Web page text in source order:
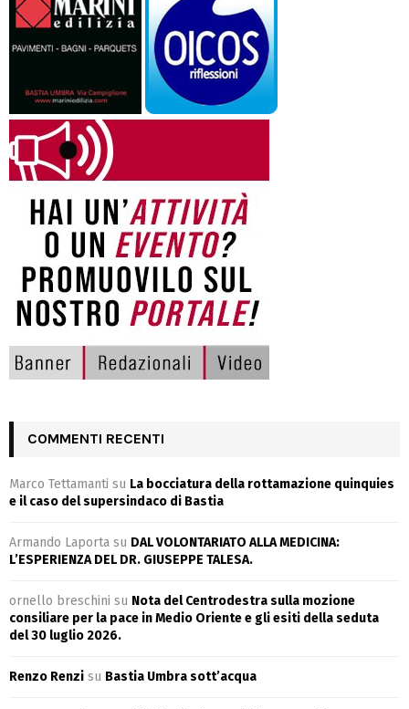
COMMENTI RECENTI
Marco Tettamanti su La bocciatura della rottamazione quinquies
e il caso del supersindaco di Bastia
Armando Laporta su DAL VOLONTARIATO ALLA MEDICINA:
L’ESPERIENZA DEL DR. GIUSEPPE TALESA.
ornello breschini su Nota del Centrodestra sulla mozione
consiliare per la pace in Medio Oriente e gli esiti della seduta
del 30 luglio 2026.
Renzo Renzi su Bastia Umbra sott’acqua